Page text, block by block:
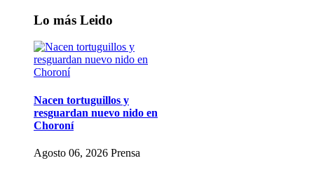
Lo más Leido
Nacen tortuguillos y
resguardan nuevo nido en
Choroní
Agosto 06, 2026 Prensa